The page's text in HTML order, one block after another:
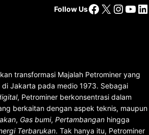
Follow UsFacebook
X
transformasi Majalah Petrominer yang
Jakarta pada medio 1973. Sebagai
, Petrominer berkonsentrasi dalam
berkaitan dengan aspek teknis, maupun
, Gas bumi, Pertambangan hingga
Terbarukan. Tak hanya itu, Petrominer